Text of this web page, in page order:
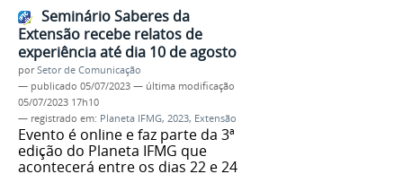
Seminário Saberes da
Extensão recebe relatos de
experiência até dia 10 de agosto
porSetor de Comunicação
— publicado 05/07/2023 — última modificação
05/07/2023 17h10
— registrado em: Planeta IFMG, 2023, Extensão
Evento é online e faz parte da 3ª
edição do Planeta IFMG que
acontecerá entre os dias 22 e 24